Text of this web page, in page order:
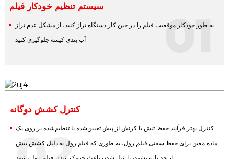
سیستم تنظیم خودکار فیلم
به طور خودکار موقعیت فیلم را در حین کار دستگاه تراز کنید، از مشکل عدم تراز
آب بندی کیسه جلوگیری کنید
01
کنترل کشش دوگانه
کنترل بهتر فرآیند حفظ تنش یا کرنش از پیش تعیین‌شده یا تنظیم‌شده بر روی یک
ماده معین برای حفظ سفتی فیلم رول، به طوری که فیلم رول به دلیل کشش بیش